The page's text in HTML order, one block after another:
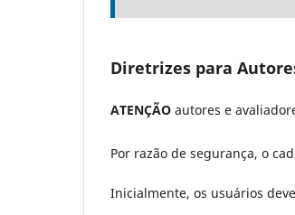
Diretrizes para
ATENÇÃO autores e
Por razão de segurança, o
Inicialmente, os usuários